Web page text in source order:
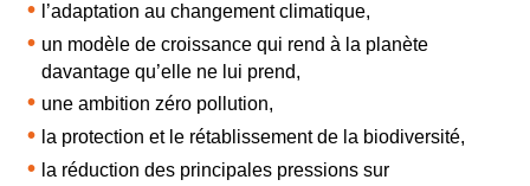
l’adaptation au changement climatique,
un modèle de croissance qui rend à la planète
davantage qu’elle ne lui prend,
une ambition zéro pollution,
la protection et le rétablissement de la biodiversité,
la réduction des principales pressions sur